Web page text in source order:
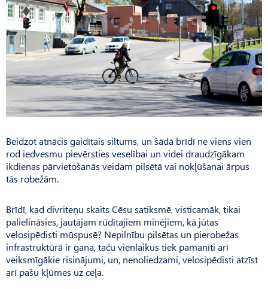
Beidzot atnācis gaidītais siltums, un šādā brīdī ne viens vien
rod iedvesmu pievērsties veselībai un videi draudzīgākam
ikdienas pārvietošanās veidam pilsētā vai nokļūšanai ārpus
tās robežām.
Brīdī, kad divriteņu skaits Cēsu satiksmē, visticamāk, tikai
palielināsies, jautājam rūdītajiem minējiem, kā jūtas
velosipēdisti mūspusē? Nepilnību pilsētas un pierobežas
infrastruktūrā ir gana, taču vienlaikus tiek pamanīti arī
veiksmīgākie risinājumi, un, nenoliedzami, velosipēdisti atzīst
arī pašu kļūmes uz ceļa.